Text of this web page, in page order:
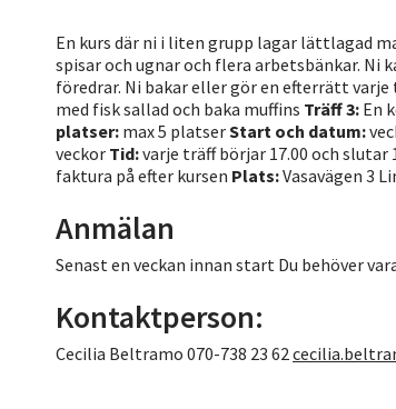
En kurs där ni i liten grupp lagar lättlagad
spisar och ugnar och flera arbetsbänkar.
föredrar. Ni bakar eller gör en efterrätt varje
med fisk sallad och baka muffins Träff 3: En
platser: max 5 platserStart och datum:
veckor Tid:varje träff börjar 17.00 och slutar
faktura på efter kursen Plats:Vasavägen 3
Anmälan
Senast en veckan innan start Du behöver
Kontaktperson:
Cecilia Beltramo 070-738 23 62